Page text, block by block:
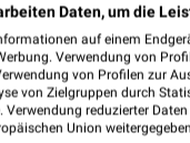
in dieser
1
vor 4 Tagen
Daten, um die
auf einem
Verwendung von
von Profilen zur
von Zielgruppen durch
Verwendung reduzierter
Union